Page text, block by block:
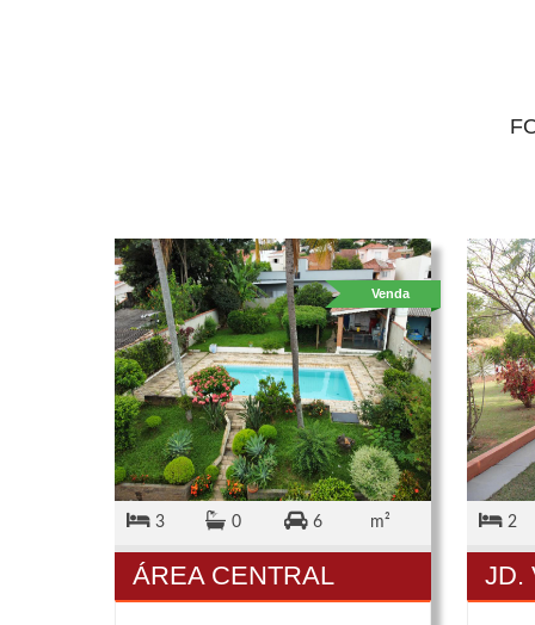
Venda
3 0 6 m²
ÁREA CENTRAL
2
JD.